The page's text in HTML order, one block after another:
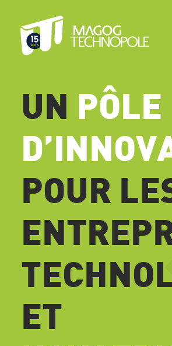
content
UN
PÔLE
POUR
ET